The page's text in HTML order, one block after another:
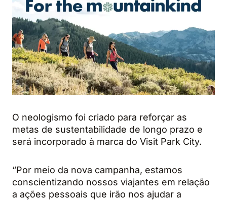
O neologismo foi criado para reforçar as
metas de sustentabilidade de longo prazo e
será incorporado à marca do Visit Park City.
“Por meio da nova campanha, estamos
conscientizando nossos viajantes em relação
a ações pessoais que irão nos ajudar a